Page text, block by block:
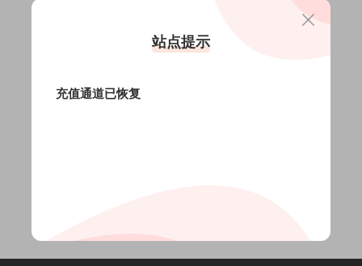
此内容仅限VIP查看
站点提示
充值通道已恢复